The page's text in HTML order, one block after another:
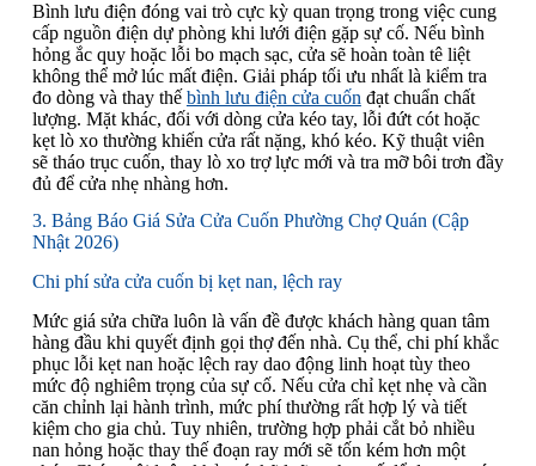
Bình lưu điện đóng vai trò cực kỳ quan trọng trong việc cung
cấp nguồn điện dự phòng khi lưới điện gặp sự cố. Nếu bình
hỏng ắc quy hoặc lỗi bo mạch sạc, cửa sẽ hoàn toàn tê liệt
không thể mở lúc mất điện. Giải pháp tối ưu nhất là kiểm tra
đo dòng và thay thế bình lưu điện cửa cuốn đạt chuẩn chất
lượng. Mặt khác, đối với dòng cửa kéo tay, lỗi đứt cót hoặc
kẹt lò xo thường khiến cửa rất nặng, khó kéo. Kỹ thuật viên
sẽ tháo trục cuốn, thay lò xo trợ lực mới và tra mỡ bôi trơn đầy
đủ để cửa nhẹ nhàng hơn.
3. Bảng Báo Giá Sửa Cửa Cuốn Phường Chợ Quán (Cập
Nhật 2026)
Chi phí sửa cửa cuốn bị kẹt nan, lệch ray
Mức giá sửa chữa luôn là vấn đề được khách hàng quan tâm
hàng đầu khi quyết định gọi thợ đến nhà. Cụ thể, chi phí khắc
phục lỗi kẹt nan hoặc lệch ray dao động linh hoạt tùy theo
mức độ nghiêm trọng của sự cố. Nếu cửa chỉ kẹt nhẹ và cần
căn chỉnh lại hành trình, mức phí thường rất hợp lý và tiết
kiệm cho gia chủ. Tuy nhiên, trường hợp phải cắt bỏ nhiều
nan hỏng hoặc thay thế đoạn ray mới sẽ tốn kém hơn một